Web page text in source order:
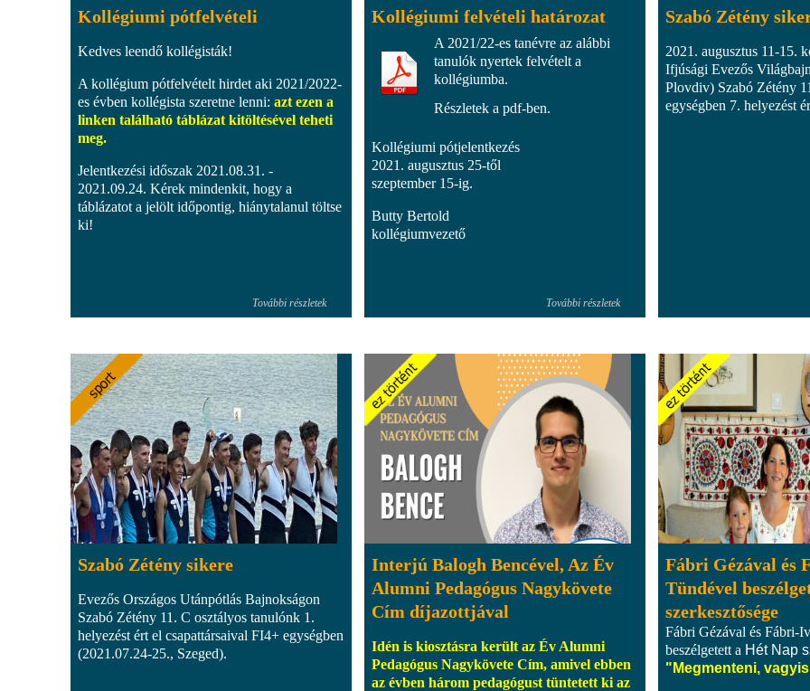
Kollégiumi pótfelvételi
Kedves leendő kollégisták!
A kollégium pótfelvételt hirdet aki 2021/2022-
es évben kollégista szeretne lenni: azt ezen a
linken található táblázat kitöltésével teheti
meg.
Jelentkezési időszak 2021.08.31. -
2021.09.24. Kérek mindenkit, hogy a
táblázatot a jelölt időpontig, hiánytalanul töltse
ki!
További részletek
Kollégiumi felvételi határozat
A 2021/22-es tanévre az alábbi
tanulók nyertek felvételt a
kollégiumba.
Részletek a pdf-ben.
Kollégiumi pótjelentkezés
2021. augusztus 25-től
szeptember 15-ig.
Butty Bertold
kollégiumvezető
További részletek
Szabó Zétény
2021. augusztus 11-15.
Ifjúsági Evezős
Plovdiv) Szabó Zétény
egységben 7. helyezést
Szabó Zétény sikere
Evezős Országos Utánpótlás Bajnokságon
Szabó Zétény 11. C osztályos tanulónk 1.
helyezést ért el csapattársaival FI4+ egységben
(2021.07.24-25., Szeged).
Interjú Balogh Bencével, Az Év
Alumni Pedagógus Nagykövete
Cím díjazottjával
Idén is kiosztásra került az Év Alumni
Pedagógus Nagykövete Cím, amivel ebben
az évben három pedagógust tüntetett ki az
Fábri Gézával és
Tündével
szerkesztősége
Fábri Gézával és Fábri-
beszélgetett a Hét Nap
"Megmenteni,